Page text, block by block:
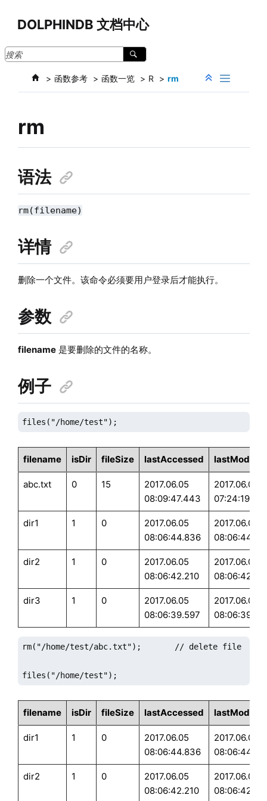
DOLPHINDB 文档中心
函数参考 函数一览 R rm
rm
语法
rm(filename)
详情
删除一个文件。该命令必须要用户登录后才能执行。
参数
filename是要删除的文件的名称。
例子
files("/home/test");
filename isDir fileSize lastAccessed
abc.txt 0 15
2017.06.05
08:09:47.443
2017.06.05
dir1 1 0
2017.06.05
08:06:44.836
2017.06.05
dir2 1 0
2017.06.05
08:06:42.210
2017.06.05
dir3 1 0
2017.06.05
08:06:39.597
2017.06.05
rm("/home/test/abc.txt");       // delete file
files("/home/test");
filename isDir fileSize lastAccessed
dir1 1 0
2017.06.05
08:06:44.836
2017.06.05
dir2 1 0
2017.06.05
08:06:42.210
2017.06.05